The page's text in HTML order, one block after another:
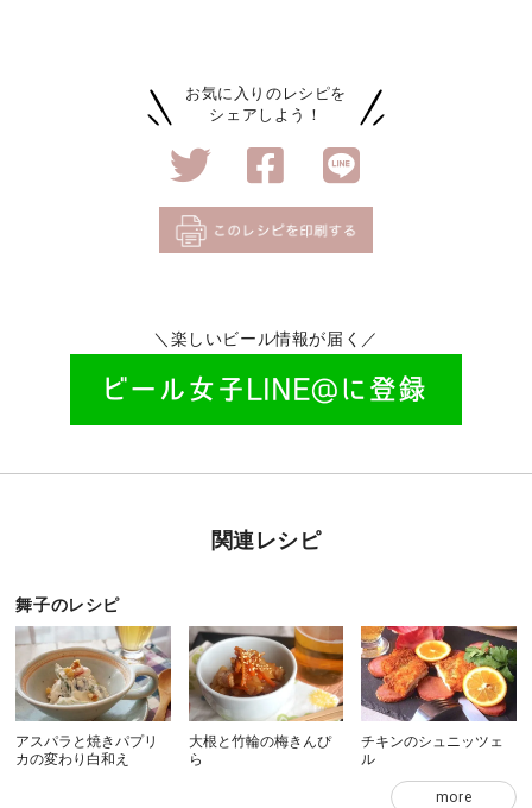
お気に入りのレシピを
シェアしよう！
＼楽しいビール情報が届く／
関連レシピ
舞子のレシピ
アスパラと焼きパプリ
カの変わり白和え
大根と竹輪の梅きんぴ
ら
チキンのシュニッツェ
ル
more